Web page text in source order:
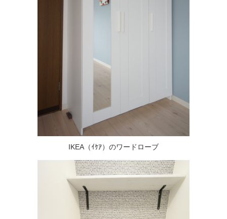
IKEA（ｲｹｱ）のワードローブ